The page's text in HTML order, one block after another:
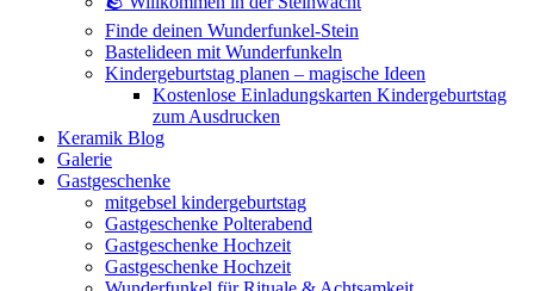
Finde deinen Wunderfunkel-Stein
Bastelideen mit Wunderfunkeln
Kindergeburtstag planen – magische Ideen
Kostenlose Einladungskarten Kindergeburtstag
zum Ausdrucken
Keramik Blog
Galerie
Gastgeschenke
mitgebsel kindergeburtstag
Gastgeschenke Polterabend
Gastgeschenke Hochzeit
Gastgeschenke Hochzeit